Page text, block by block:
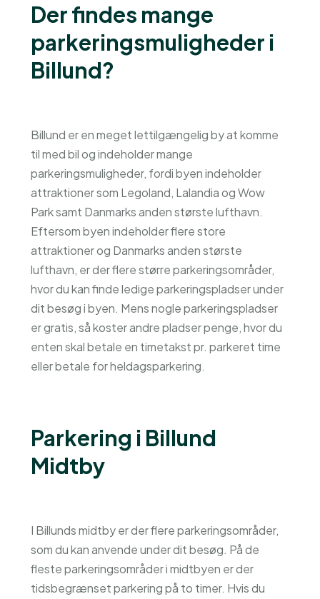
Der findes mange
parkeringsmuligheder i
Billund?
Billund er en meget lettilgængelig by at komme
til med bil og indeholder mange
parkeringsmuligheder, fordi byen indeholder
attraktioner som Legoland, Lalandia og Wow
Park samt Danmarks anden største lufthavn.
Eftersom byen indeholder flere store
attraktioner og Danmarks anden største
lufthavn, er der flere større parkeringsområder,
hvor du kan finde ledige parkeringspladser under
dit besøg i byen. Mens nogle parkeringspladser
er gratis, så koster andre pladser penge, hvor du
enten skal betale en timetakst pr. parkeret time
eller betale for heldagsparkering.
Parkering i Billund
Midtby
I Billunds midtby er der flere parkeringsområder,
som du kan anvende under dit besøg. På de
fleste parkeringsområder i midtbyen er der
tidsbegrænset parkering på to timer. Hvis du